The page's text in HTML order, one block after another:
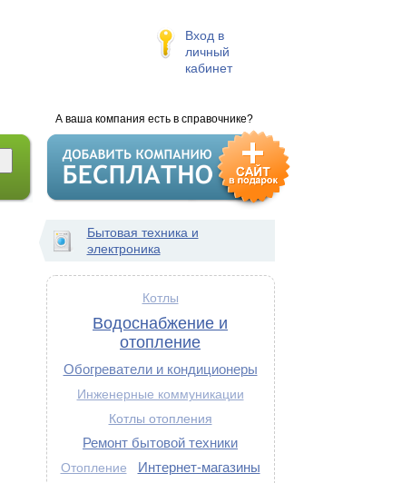
Вход в
личный
кабинет
А ваша компания есть в справочнике?
Бытовая техника и
электроника
Котлы
Водоснабжение и
отопление
Обогреватели и кондиционеры
Инженерные коммуникации
Котлы отопления
Ремонт бытовой техники
Отопление Интернет-магазины